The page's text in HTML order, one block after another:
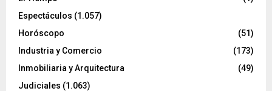
Espectáculos (1.057)
Horóscopo
(51)
Industria y Comercio
(173)
Inmobiliaria y Arquitectura
(49)
Judiciales (1.063)